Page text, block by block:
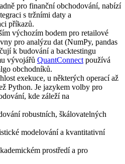
pro finanční obchodování, nabízí
s tržními daty a
příkazů.
výchozím bodem pro retailové
pro analýzu dat (NumPy, pandas
k budování a backtestingu
vývojářů QuantConnect používá
obchodníků.
exekuce, u některých operací až
Python. Je jazykem volby pro
kde záleží na
robustních, škálovatelných
modelování a kvantitativní
prostředí a pro